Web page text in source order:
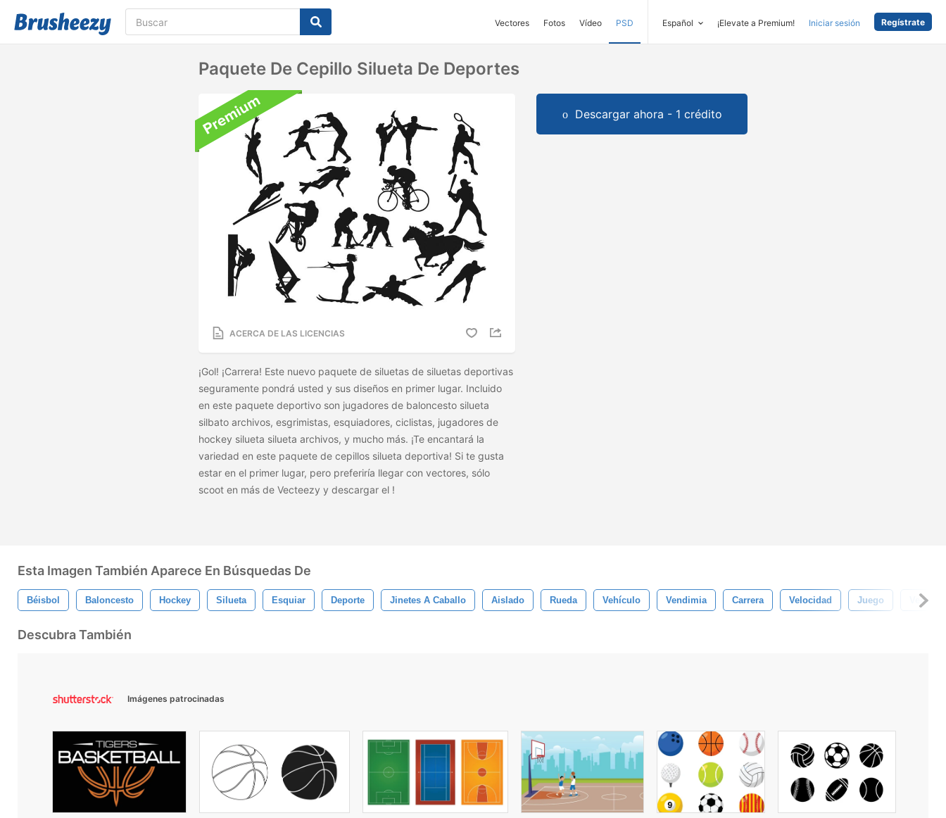
Vectores Fotos Vídeo PSD Español ¡Elevate a Premium! Iniciar sesión Regístrate
Paquete De Cepillo Silueta De Deportes
ACERCA DE LAS LICENCIAS
¡Gol! ¡Carrera! Este nuevo paquete de siluetas de siluetas deportivas
seguramente pondrá usted y sus diseños en primer lugar. Incluido
en este paquete deportivo son jugadores de baloncesto silueta
silbato archivos, esgrimistas, esquiadores, ciclistas, jugadores de
hockey silueta silueta archivos, y mucho más. ¡Te encantará la
variedad en este paquete de cepillos silueta deportiva! Si te gusta
estar en el primer lugar, pero preferiría llegar con vectores, sólo
scoot en más de Vecteezy y descargar el !
Descargar ahora - 1 crédito
Esta Imagen También Aparece En Búsquedas De
Béisbol Baloncesto Hockey Silueta Esquiar Deporte Jinetes A Caballo Aislado Rueda Vehículo Vendimia Carrera Velocidad Juego Vector
Descubra También
Imágenes patrocinadas